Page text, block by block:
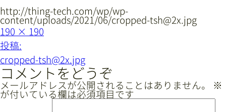
会社案内
採用情報
レールシステムについて
サイトマップ
プライバシーポリシー
http://thing-tech.com/wp/wp-
content/uploads/2021/06/cropped-tsh@2x.jpg
フ
ル
サ
イ
ズ
190 × 190
投
稿
ナ
ビ
ゲ
投稿:
cropped-tsh@2x.jpg
コメントをどうぞ
メールアドレスが公開されることはありません。 ※
が付いている欄は必須項目です